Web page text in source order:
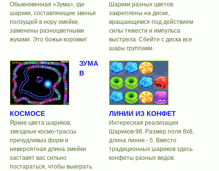
Обыкновенная «Зума», где
шарики, составляющие звенья
ползущей в нору змейки,
заменены разноцветными
жуками. Это божьи коровки!
Шарики разных цветов
закреплены на диске,
вращающемся под действием
силы тяжести и импульса
выстрела. Сбейте с диска все
шары группами.
ЗУМА
В
КОСМОСЕ
Яркие цвета шариков,
звездные космо-трассы
причудливых форм и
невероятная длина змейки
заставят вас сильно
постараться, чтобы выиграть.
ЛИНИИ ИЗ КОНФЕТ
Интересная реализация
Шариков-98. Размер поля 8х8,
длина линии - 5. Вместо
традиционных шариков здесь
конфеты разных видов.